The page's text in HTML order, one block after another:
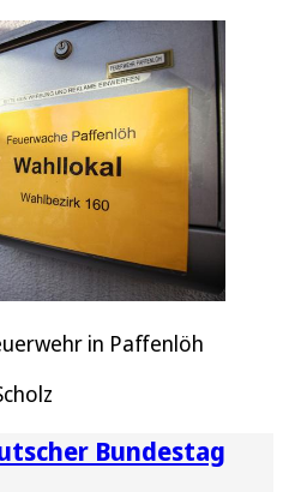
in Paffenlöh
Bundestag